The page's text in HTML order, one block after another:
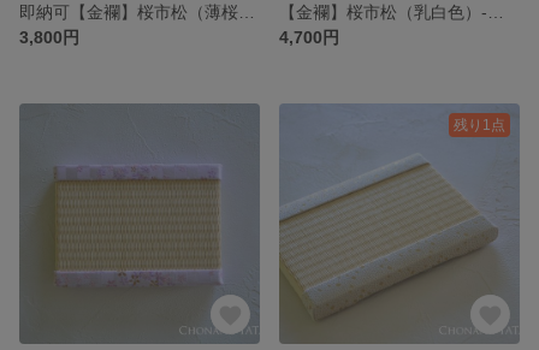
3,800円
4,700円
残り1点